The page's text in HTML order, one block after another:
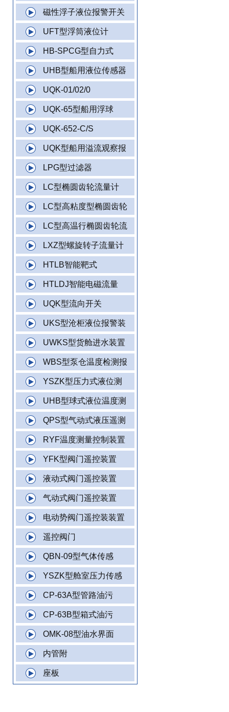
磁性浮子液位报警开关
UFT型浮筒液位计
HB-SPCG型自力式
UHB型船用液位传感器
UQK-01/02/0
UQK-65型船用浮球
UQK-652-C/S
UQK型船用溢流观察报
LPG型过滤器
LC型椭圆齿轮流量计
LC型高粘度型椭圆齿轮
LC型高温行椭圆齿轮流
LXZ型螺旋转子流量计
HTLB智能靶式
HTLDJ智能电磁流量
UQK型流向开关
UKS型沧柜液位报警装
UWKS型货舱进水装置
WBS型泵仓温度检测报
YSZK型压力式液位测
UHB型球式液位温度测
QPS型气动式液压遥测
RYF温度测量控制装置
YFK型阀门遥控装置
液动式阀门遥控装置
气动式阀门遥控装置
电动势阀门遥控装装置
遥控阀门
QBN-09型气体传感
YSZK型舱室压力传感
CP-63A型管路油污
CP-63B型箱式油污
OMK-08型油水界面
内管附
座板